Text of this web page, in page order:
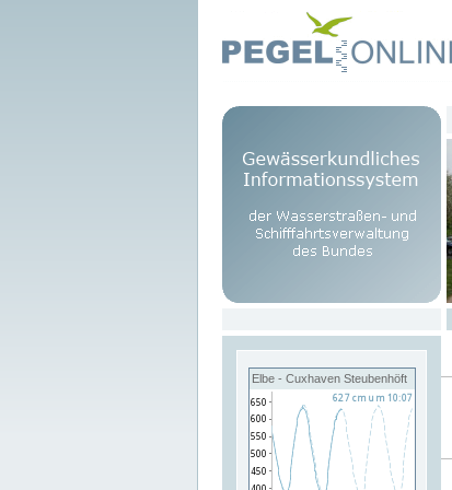
Elbe - Cuxhaven Steubenhöft